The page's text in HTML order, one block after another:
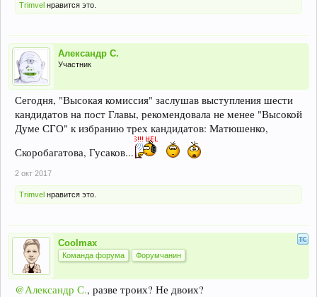
Trimvel нравится это.
Александр С.
Участник
Сегодня, "Высокая комиссия" заслушав выступления шести
кандидатов на пост Главы, рекомендовала не менее "Высокой
Думе СГО" к избранию трех кандидатов: Матюшенко,
Скоробагатова, Гусаков...
2 окт 2017
Trimvel нравится это.
Coolmax
Команда форума Форумчанин
@Александр С., разве троих? Не двоих?